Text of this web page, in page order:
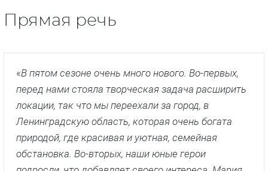
Прямая речь
«В пятом сезоне очень много нового. Во-первых,
перед нами стояла творческая задача расширить
локации, так что мы переехали за город, в
Ленинградскую область, которая очень богата
природой, где красивая и уютная, семейная
обстановка. Во-вторых, наши юные герои